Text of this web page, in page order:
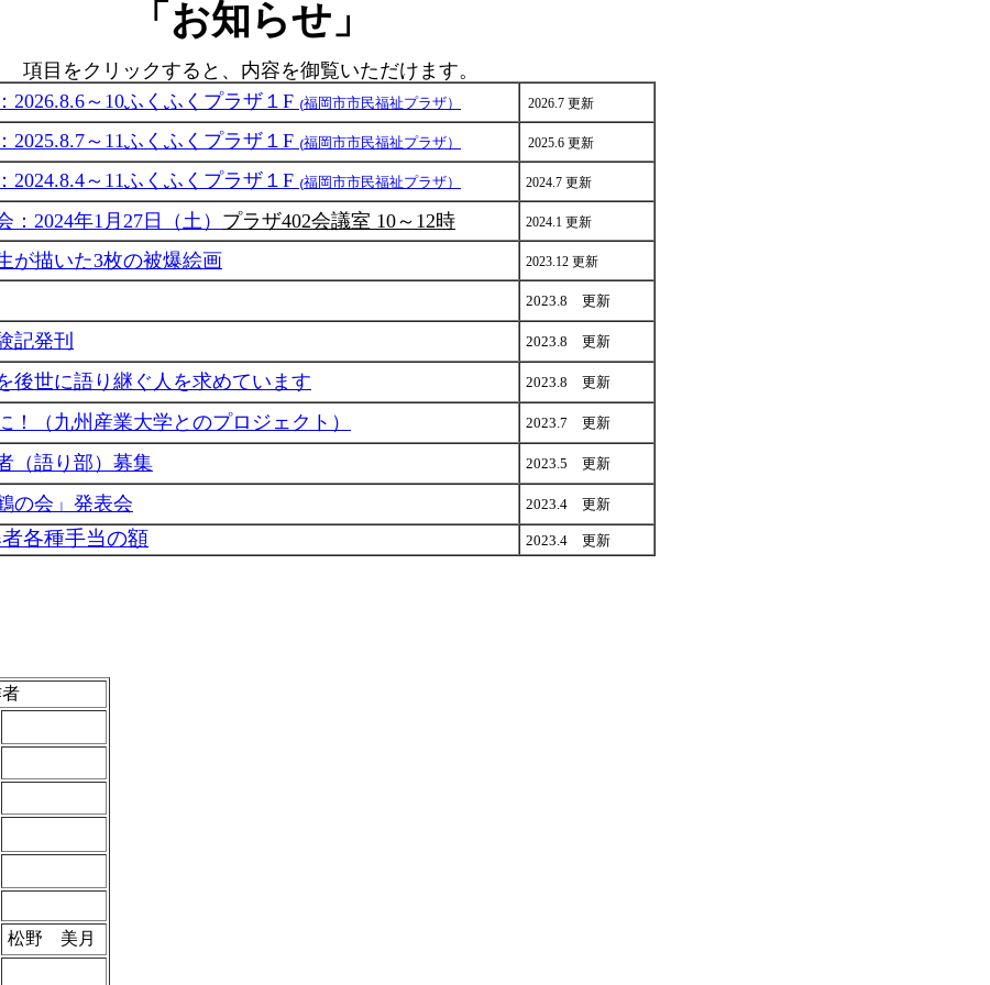
「お知らせ」
項目をクリックすると、内容を御覧いただけます。
2026.8.6～10ふくふくプラザ１F ₍福岡市市民福祉プラザ） 2026.7 更新
2025.8.7～11ふくふくプラザ１F ₍福岡市市民福祉プラザ） 2025.6 更新
2024.8.4～11ふくふくプラザ１F ₍福岡市市民福祉プラザ） 2024.7 更新
2024年1月27日（土） プラザ402会議室 10～12時 2024.1 更新
が描いた3枚の被爆絵画 2023.12 更新
2023.8 更新
記発刊 2023.8 更新
後世に語り継ぐ人を求めています 2023.8 更新
！（九州産業大学とのプロジェクト） 2023.7 更新
（語り部）募集 2023.5 更新
の会」発表会 2023.4 更新
各種手当の額 2023.4 更新
松野 美月